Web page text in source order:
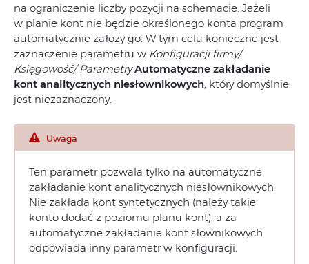
na ograniczenie liczby pozycji na schemacie. Jeżeli
w planie kont nie będzie określonego konta program
automatycznie założy go. W tym celu konieczne jest
zaznaczenie parametru w Konfiguracji firmy/
Księgowość/ Parametry Automatyczne zakładanie
kont analitycznych niesłownikowych , który domyślnie
jest niezaznaczony.
Uwaga
Ten parametr pozwala tylko na automatyczne
zakładanie kont analitycznych niesłownikowych.
Nie zakłada kont syntetycznych (należy takie
konto dodać z poziomu planu kont), a za
automatyczne zakładanie kont słownikowych
odpowiada inny parametr w konfiguracji.